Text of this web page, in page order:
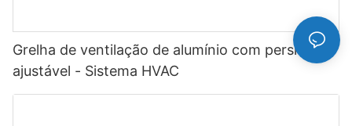
Grelha de ventilação de alumínio com persiana
ajustável - Sistema HVAC